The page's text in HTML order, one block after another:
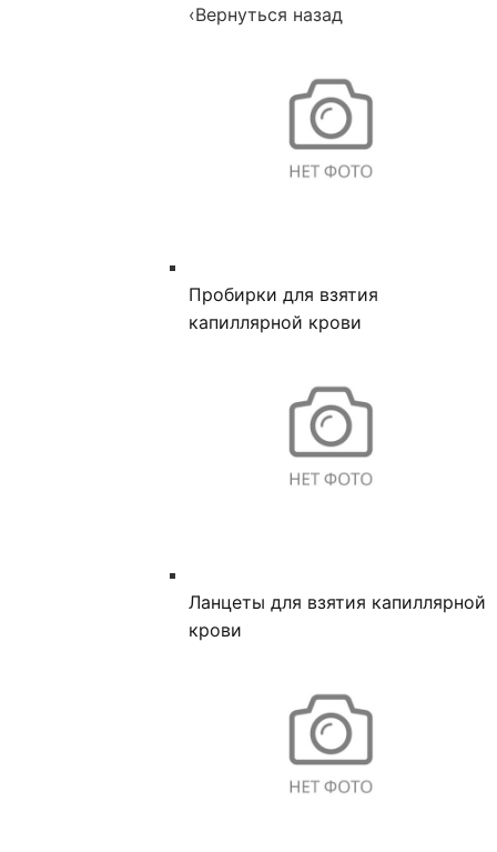
‹Вернуться назад
Пробирки для взятия
капиллярной крови
Ланцеты для взятия капиллярной
крови